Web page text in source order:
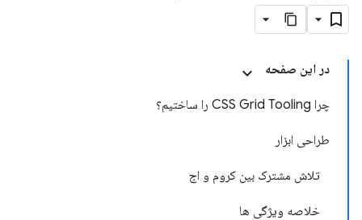
در این صفحه
چرا CSS Grid Tooling را ساختیم؟
طراحی ابزار
تلاش مشترک بین کروم و اج
خلاصه ویژگی ها